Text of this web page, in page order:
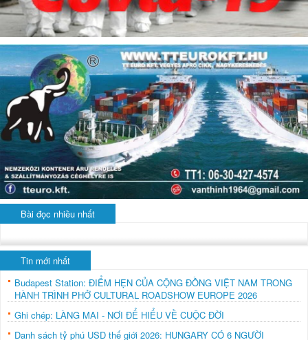
Bài đọc nhiều nhất
Tin mới nhất
Budapest Station: ĐIỂM HẸN CỦA CỘNG ĐỒNG VIỆT NAM TRONG
HÀNH TRÌNH PHỞ CULTURAL ROADSHOW EUROPE 2026
Ghi chép: LÀNG MAI - NƠI ĐỂ HIỂU VỀ CUỘC ĐỜI
Danh sách tỷ phú USD thế giới 2026: HUNGARY CÓ 6 NGƯỜI